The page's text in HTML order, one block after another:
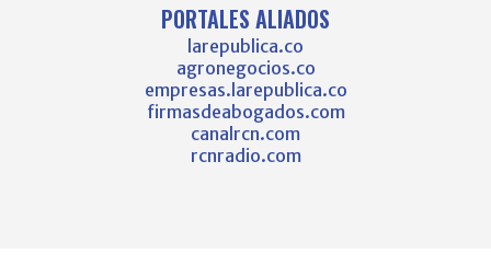
PORTALES ALIADOS
larepublica.co
agronegocios.co
empresas.larepublica.co
firmasdeabogados.com
canalrcn.com
rcnradio.com